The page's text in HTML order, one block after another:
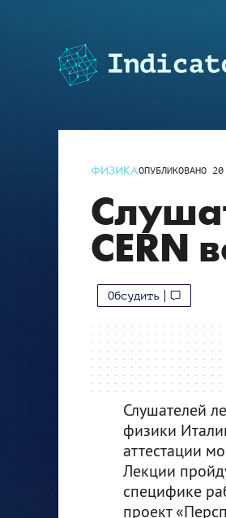
ФИЗИКАОПУБЛИКОВАНО
CERN
Обсудить
Слушателей
физики
аттестации
Лекции
специфике
проект